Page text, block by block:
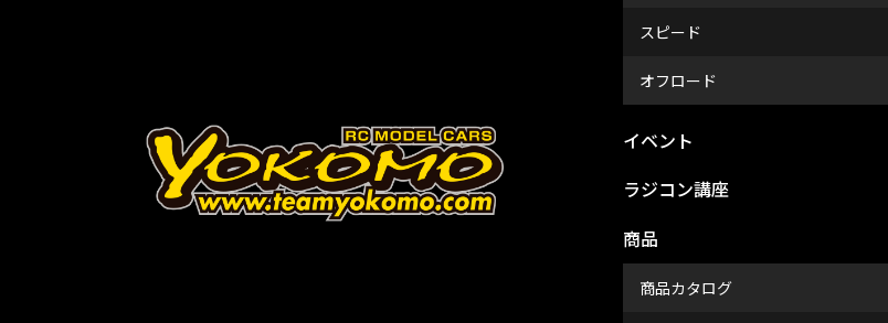
スピード
オフロード
イベント
ラジコン講座
商品
商品カタログ